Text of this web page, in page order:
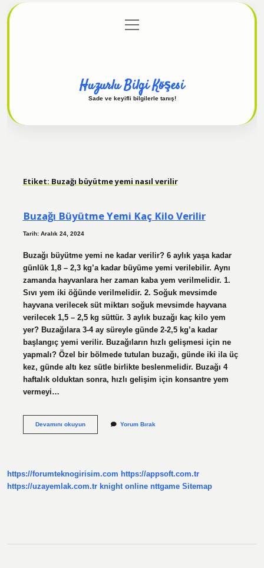
Gizlilik Politikası
menüyü
aç
Huzurlu Bilgi Köşesi
Sade ve keyifli bilgilerle tanış!
Etiket: Buzağı büyütme yemi nasıl verilir
Buzağı Büyütme Yemi Kaç Kilo Verilir
Tarih: Aralık 24, 2024
Buzağı büyütme yemi ne kadar verilir? 6 aylık yaşa kadar
günlük 1,8 – 2,3 kg’a kadar büyüme yemi verilebilir. Aynı
zamanda hayvanlara her zaman kaba yem verilmelidir. 1.
Sıvı yem iki öğünde verilmelidir. 2. Soğuk mevsimde
hayvana verilecek süt miktarı soğuk mevsimde hayvana
verilecek 1,5 – 2,5 kg süttür. 3 aylık buzağı kaç kilo yem
yer? Buzağılara 3-4 ay süreyle günde 2-2,5 kg’a kadar
başlangıç ​​yemi verilir. Buzağıların hızlı gelişmesi için ne
yapmalı? Özel bir bölmede tutulan buzağı, günde iki ila üç
kez, günde altı kez sütle birlikte beslenmelidir. Buzağı 4
haftalık olduktan sonra, hızlı gelişim için konsantre yem
vermeyi…
Devamını okuyunBuzağı
Yorum Bırak
https://forumteknogirisim.com https://appsoft.com.tr
https://uzayemlak.com.tr knight online nttgame Sitemap